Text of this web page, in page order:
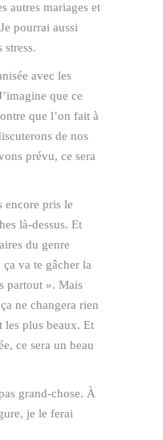
autres mariages et
pourrai aussi
stress.
avec les
que ce
que l’on fait à
de nos
prévu, ce sera
encore pris le
là-dessus. Et
du genre
va te gâcher la
partout ». Mais
ne changera rien
les plus beaux. Et
ce sera un beau
grand-chose. À
je le ferai